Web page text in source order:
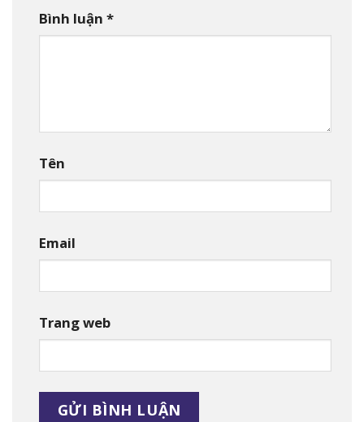
Bình luận *
Tên
Email
Trang web